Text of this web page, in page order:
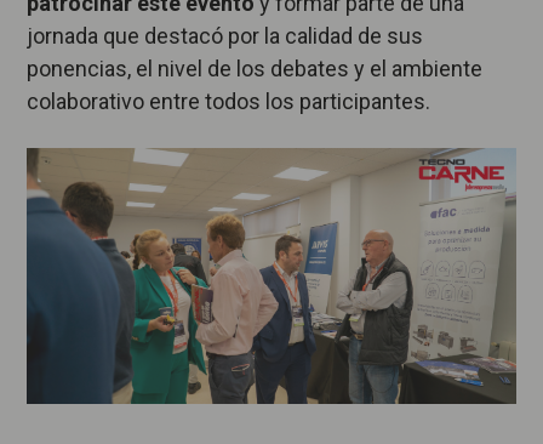
jornada que destacó por la calidad de sus
ponencias, el nivel de los debates y el ambiente
colaborativo entre todos los participantes.